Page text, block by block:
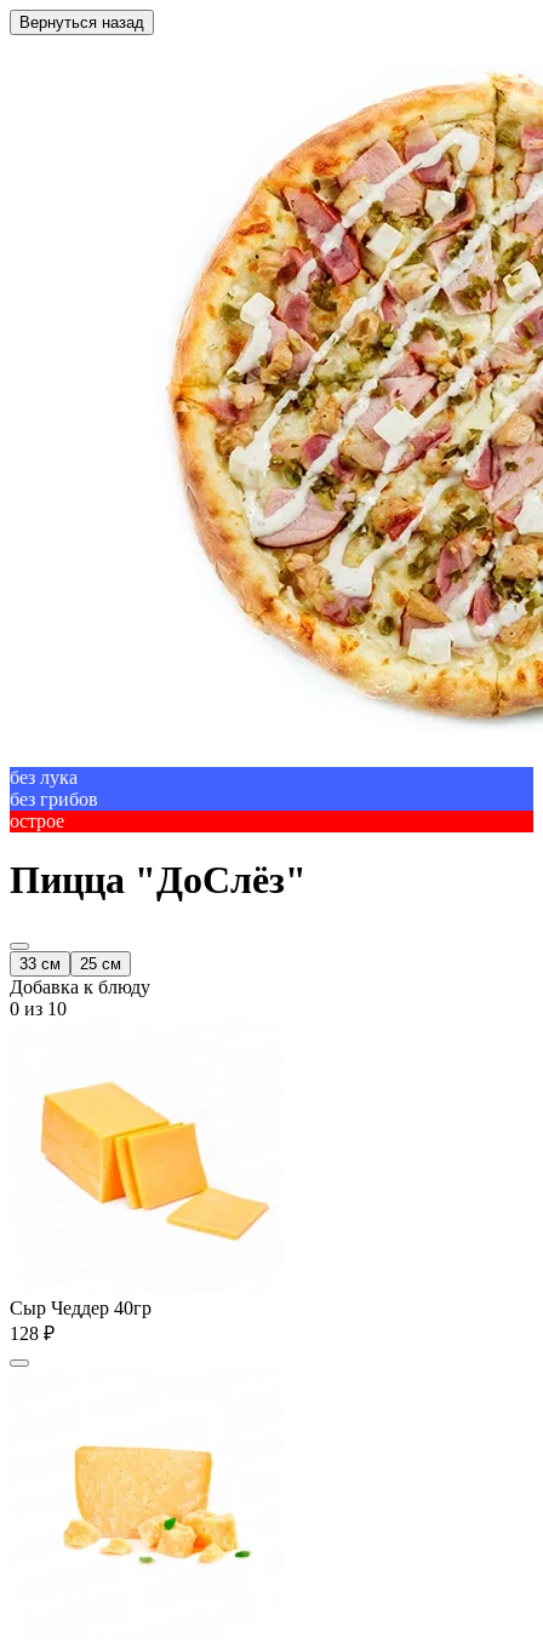
Вернуться назад
без лука
без грибов
острое
Пицца "ДоСлёз"
33 см 25 см
Добавка к блюду
0 из 10
Сыр Чеддер 40гр
128 ₽